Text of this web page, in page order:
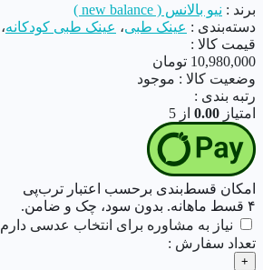
برند : نیو بالانس ( new balance )
دسته‌بندی : عینک طبی، عینک طبی کودکانه،
قیمت کالا :
10,980,000 تومان
وضعیت کالا : موجود
رتبه بندی :
امتیاز 0.00 از 5
امکان قسط‌بندی برحسب اعتبار ترب‌پی
۴ قسط ماهانه. بدون سود، چک و ضامن.
نیاز به مشاوره برای انتخاب عدسی دارم
تعداد سفارش :
+